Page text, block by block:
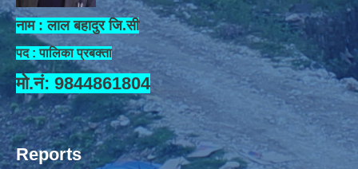
नाम : लाल बहादुर जि.सी
पद : पालिका प्रबक्ता
मो.नं: 9844861804
Reports